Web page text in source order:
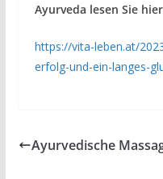
Ayurveda lesen Sie
https://vita-leben.at/
erfolg-und-ein-langes-
Ayurvedische